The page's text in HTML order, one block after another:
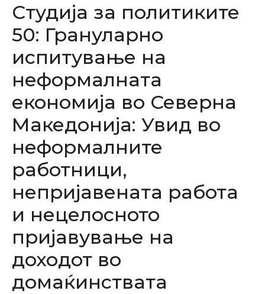
Студија за политиките
50: Грануларно
испитување на
неформалната
економија во Северна
Македонија: Увид во
неформалните
работници,
непријавената работа
и нецелосното
пријавување на
доходот во
домаќинствата